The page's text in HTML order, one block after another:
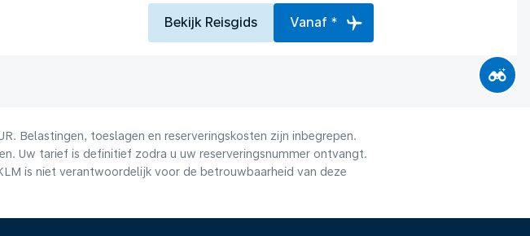
Bekijk Reisgids Vanaf *
Belastingen, toeslagen en reserveringskosten zijn inbegrepen.
Uw tarief is definitief zodra u uw reserveringsnummer ontvangt.
is niet verantwoordelijk voor de betrouwbaarheid van deze